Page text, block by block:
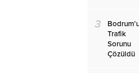
3
Trafik
Sorunu
Çözüldü